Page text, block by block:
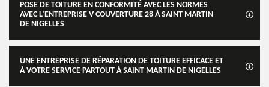
POSE DE TOITURE EN CONFORMITÉ AVEC LES NORMES
AVEC L’ENTREPRISE V COUVERTURE 28 À SAINT MARTIN
DE NIGELLES
UNE ENTREPRISE DE RÉPARATION DE TOITURE EFFICACE ET
À VOTRE SERVICE PARTOUT À SAINT MARTIN DE NIGELLES